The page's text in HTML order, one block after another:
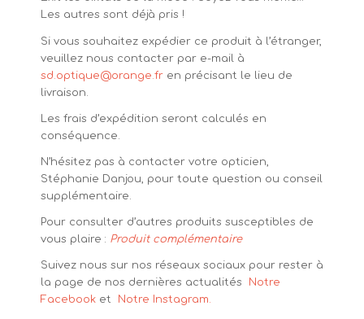
Les autres sont déjà pris !
Si vous souhaitez expédier ce produit à l’étranger,
veuillez nous contacter par e-mail à
sd.optique@orange.fren précisant le lieu de
livraison.
Les frais d’expédition seront calculés en
conséquence.
N’hésitez pas à contacter votre opticien,
Stéphanie Danjou, pour toute question ou conseil
supplémentaire.
Pour consulter d’autres produits susceptibles de
vous plaire : Produit complémentaire
Suivez nous sur nos réseaux sociaux pour rester à
la page de nos dernières actualités
Notre
Facebooket Notre Instagram.